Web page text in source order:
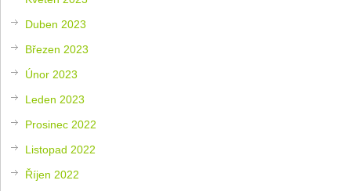
Duben 2023
Březen 2023
Únor 2023
Leden 2023
Prosinec 2022
Listopad 2022
Říjen 2022